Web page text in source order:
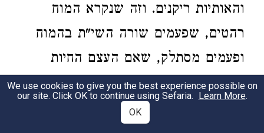
והאותיות ריקנים. וזה שנקרא המוח
רהטים, שפעמים שורה השי"ת בהמוח
ופעמים מסתלק, שאם העצם החיות
מהשי"ת היו קשורים בהאותיות תמיד,
אזי אם אירע לו איזה חטא אין כבודו של
We use cookies to give you the best experience possible on
our site. Click OK to continue using Sefaria. Learn More.
OK